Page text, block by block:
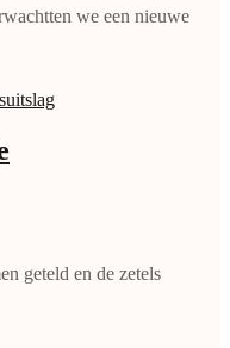
we een nieuwe
geteld en de zetels